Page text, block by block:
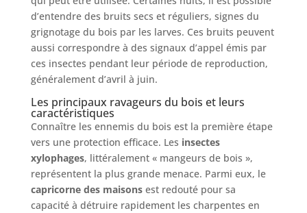
d’entendre des bruits secs et réguliers, signes du
grignotage du bois par les larves. Ces bruits peuvent
aussi correspondre à des signaux d’appel émis par
ces insectes pendant leur période de reproduction,
généralement d’avril à juin.
Les principaux ravageurs du bois et leurs
caractéristiques
Connaître les ennemis du bois est la première étape
vers une protection efficace. Les insectes
xylophages, littéralement « mangeurs de bois »,
représentent la plus grande menace. Parmi eux, le
capricorne des maisonsest redouté pour sa
capacité à détruire rapidement les charpentes en